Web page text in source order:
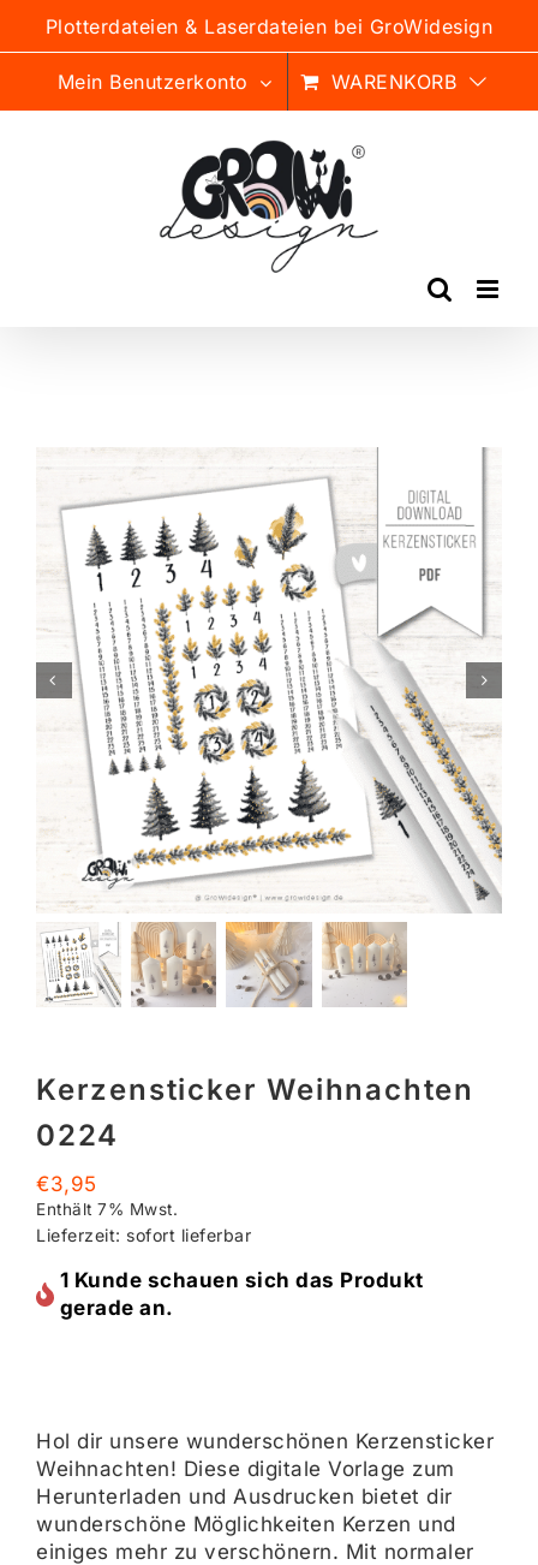
Inhalt
Plotterdateien & Laserdateien bei GroWidesign
Mein Benutzerkonto WARENKORB
Kerzensticker Weihnachten
0224
€3,95
Enthält 7% Mwst.
Lieferzeit: sofort lieferbar
1 Kunde schauen sich das Produkt
gerade an.
Hol dir unsere wunderschönen Kerzensticker
Weihnachten! Diese digitale Vorlage zum
Herunterladen und Ausdrucken bietet dir
wunderschöne Möglichkeiten Kerzen und
einiges mehr zu verschönern. Mit normaler